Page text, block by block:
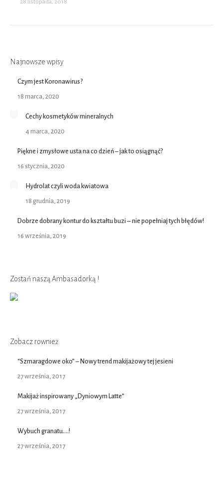
28 listopada, 2018
Najnowsze wpisy
Czym jest Koronawirus?
18 marca, 2020
Cechy kosmetyków mineralnych
4 marca, 2020
Piękne i zmysłowe usta na co dzień – jak to osiągnąć?
16 stycznia, 2020
Hydrolat czyli woda kwiatowa
18 grudnia, 2019
Dobrze dobrany kontur do kształtu buzi ‒ nie popełniaj tych błędów!
16 września, 2019
Zostań naszą Ambasadorką !
Zobacz rownież
“Szmaragdowe oko” – Nowy trend makijażowy tej jesieni
27 września, 2017
Makijaż inspirowany „Dyniowym Latte”
27 września, 2017
Wybuch granatu….!
27 września, 2017